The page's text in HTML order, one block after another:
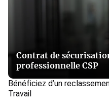
Contrat de
professionnelle CSP
Bénéficiez d’un
Travail